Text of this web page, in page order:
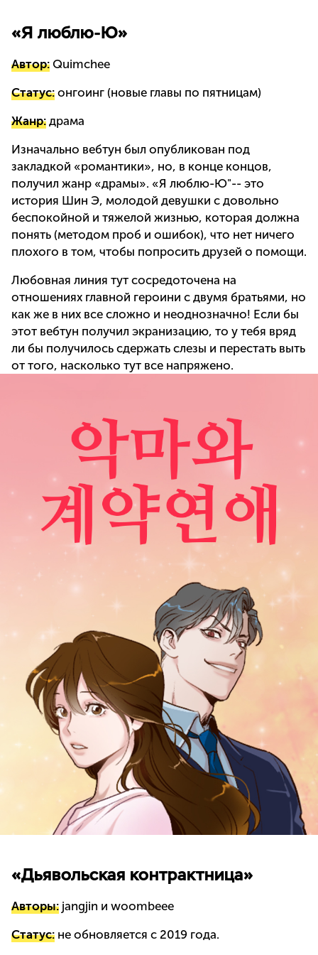
«Я люблю-Ю»
Автор: Quimchee
Статус: онгоинг (новые главы по пятницам)
Жанр: драма
Изначально вебтун был опубликован под
закладкой «романтики», но, в конце концов,
получил жанр «драмы». «Я люблю-Ю"-- это
история Шин Э, молодой девушки с довольно
беспокойной и тяжелой жизнью, которая должна
понять (методом проб и ошибок), что нет ничего
плохого в том, чтобы попросить друзей о помощи.
Любовная линия тут сосредоточена на
отношениях главной героини с двумя братьями, но
как же в них все сложно и неоднозначно! Если бы
этот вебтун получил экранизацию, то у тебя вряд
ли бы получилось сдержать слезы и перестать выть
от того, насколько тут все напряжено.
«Дьявольская контрактница»
Авторы: jangjin и woombeee
Статус: не обновляется с 2019 года.